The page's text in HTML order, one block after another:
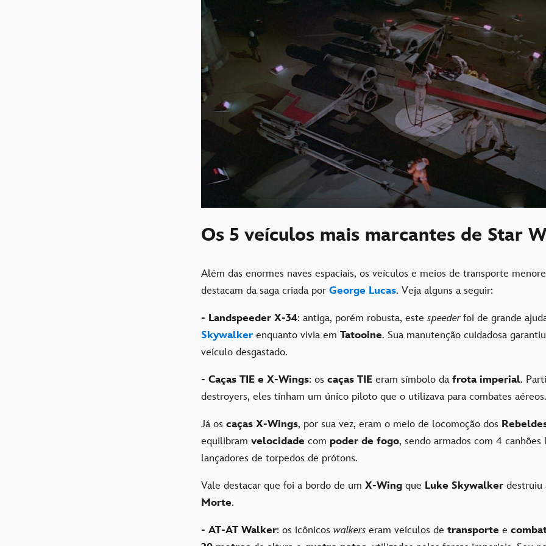
Os 5 veículos mais marcantes de Star
Além das enormes naves espaciais, os veículos e meios de transporte
destacam da saga criada por George Lucas. Veja alguns a seguir:
- Landspeeder X-34: antiga, porém robusta, estespeeder foi de grande
Skywalker enquanto vivia em Tatooine. Sua manutenção cuidadosa
veículo desgastado.
- Caças TIE e X-Wings: os caças TIE eram símbolo da frota imperial.
destroyers, eles tinham um único piloto que o utilizava para combates aéreos.
Já os caças X-Wings, por sua vez, eram o meio de locomoção dos
equilibram velocidade com poder de fogo, sendo armados com 4 canhões
lançadores de torpedos de prótons.
Vale destacar que foi a bordo de um X-Wing que Luke Skywalker
Morte.
- AT-AT Walker: os icônicos walkers eram veículos de transporte e